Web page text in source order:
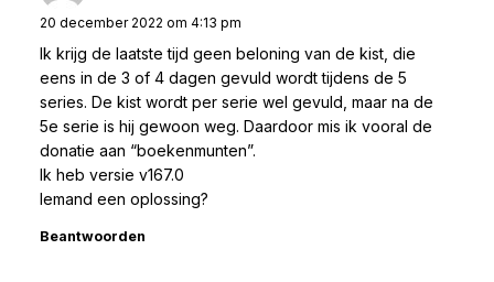
20 december 2022 om 4:13 pm
Ik krijg de laatste tijd geen beloning van de kist, die
eens in de 3 of 4 dagen gevuld wordt tijdens de 5
series. De kist wordt per serie wel gevuld, maar na de
5e serie is hij gewoon weg. Daardoor mis ik vooral de
donatie aan “boekenmunten”.
Ik heb versie v167.0
Iemand een oplossing?
Beantwoorden